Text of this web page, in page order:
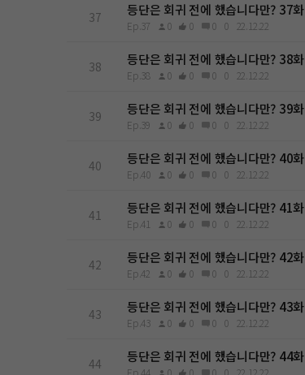
37 등단은 회귀 전에 했습니다만? 37화
Ep.37 0 0 0 0 22.12.22
38 등단은 회귀 전에 했습니다만? 38화
Ep.38 0 0 0 0 22.12.22
39 등단은 회귀 전에 했습니다만? 39화
Ep.39 0 0 0 0 22.12.22
40 등단은 회귀 전에 했습니다만? 40화
Ep.40 0 0 0 0 22.12.22
41 등단은 회귀 전에 했습니다만? 41화
Ep.41 0 0 0 0 22.12.22
42 등단은 회귀 전에 했습니다만? 42화
Ep.42 0 0 0 0 22.12.22
43 등단은 회귀 전에 했습니다만? 43화
Ep.43 0 0 0 0 22.12.22
44 등단은 회귀 전에 했습니다만? 44화
Ep.44 0 0 0 0 22.12.22